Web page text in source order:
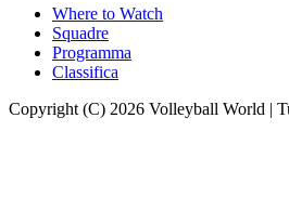
Where to Watch
Squadre
Programma
Classifica
Copyright (C) 2026 Volleyball World |